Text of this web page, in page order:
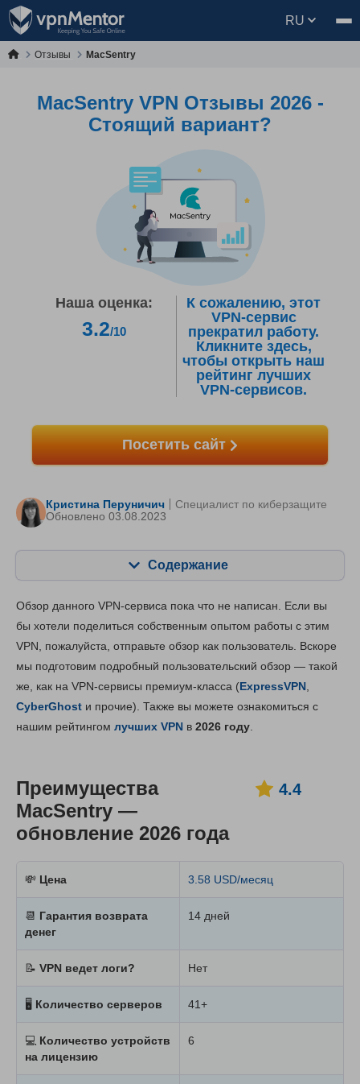
RU
Отзывы MacSentry
MacSentry VPN Oтзывы 2026 -
Стоящий вариант?
Наша оценка:
3.2/10
К сожалению, этот
VPN-сервис
прекратил работу.
Кликните здесь,
чтобы открыть наш
рейтинг лучших
VPN-сервисов.
Посетить сайт
Кристина Перуничич
Обновлено 03.08.2023
Специалист по киберзащите
Содержание
Ключевые особенности 4.4
Установка и приложения 6.0
Надежность и поддержка 6.3
Обзор данного VPN-сервиса пока что не написан. Если вы
бы хотели поделиться собственным опытом работы с этим
VPN, пожалуйста, отправьте обзор как пользователь. Вскоре
мы подготовим подробный пользовательский обзор — такой
же, как на VPN-сервисы премиум-класса (ExpressVPN,
CyberGhost и прочие). Также вы можете ознакомиться с
нашим рейтингом лучших VPN в 2026 году.
Преимущества
MacSentry —
обновление 2026 года
4.4
💸 Цена 3.58 USD/месяц
📆 Гарантия возврата
денег
14 дней
📝 VPN ведет логи? Нет
🖥 Количество серверов 41+
💻 Количество устройств
на лицензию
6